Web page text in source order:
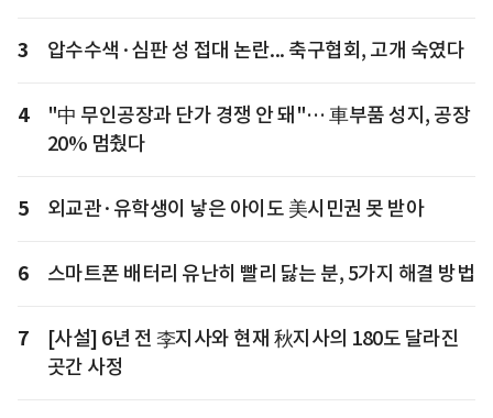
3 압수수색·심판 성 접대 논란... 축구협회, 고개 숙였다
4
"中 무인공장과 단가 경쟁 안 돼"… 車부품 성지, 공장
20% 멈췄다
5 외교관·유학생이 낳은 아이도 美시민권 못 받아
6 스마트폰 배터리 유난히 빨리 닳는 분, 5가지 해결 방법
7
[사설] 6년 전 李지사와 현재 秋지사의 180도 달라진
곳간 사정